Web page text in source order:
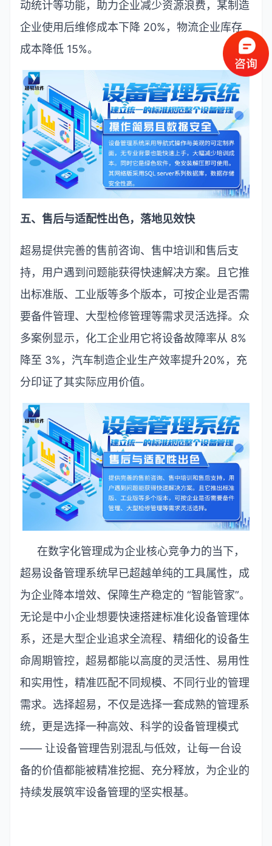
动统计等功能，助力企业减少资源浪费，某制造
企业使用后维修成本下降 20% ，物流企业库存
成本降低 15%。
五、售后与适配性出色，落地见效快
超易提供完善的售前咨询、售中培训和售后支
持，用户遇到问题能获得快速解决方案。且它推
出标准版、工业版等多个版本，可按企业是否需
要备件管理、大型检修管理等需求灵活选择。众
多案例显示，化工企业用它将设备故障率从 8%
降至 3% ，汽车制造企业生产效率提升20% ，充
分印证了其实际应用价值。
在数字化管理成为企业核心竞争力的当下，
超易设备管理系统早已超越单纯的工具属性，成
为企业降本增效、保障生产稳定的 “智能管家”。
无论是中小企业想要快速搭建标准化设备管理体
系，还是大型企业追求全流程、精细化的设备生
命周期管控，超易都能以高度的灵活性、易用性
和实用性，精准匹配不同规模、不同行业的管理
需求。选择超易，不仅是选择一套成熟的管理系
统，更是选择一种高效、科学的设备管理模式
—— 让设备管理告别混乱与低效，让每一台设
备的价值都能被精准挖掘、充分释放，为企业的
持续发展筑牢设备管理的坚实根基。